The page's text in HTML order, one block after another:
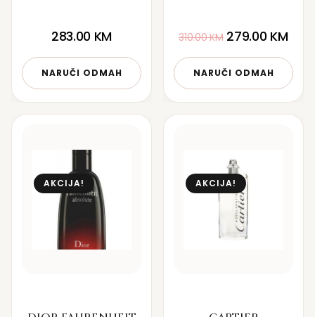
283.00 KM
NARUČI ODMAH
310.00KM 279.00 KM
NARUČI ODMAH
AKCIJA! AKCIJA!